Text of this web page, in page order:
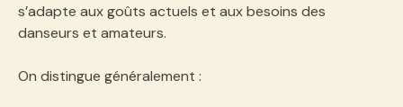
s’adapte aux goûts actuels et aux besoins des
danseurs et amateurs.
On distingue généralement :